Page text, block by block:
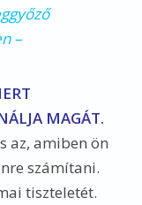
–
MAGÁT.
az, amiben ön
számítani.
tiszteletét.